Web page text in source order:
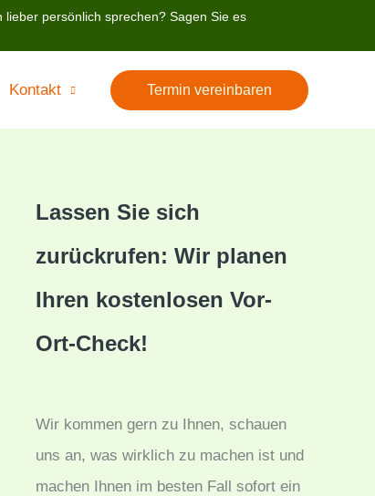
persönlich sprechen? Sagen Sie es
Kontakt Termin vereinbaren
Lassen Sie sich
zurückrufen: Wir planen
Ihren kostenlosen Vor-
Ort-Check!
Wir kommen gern zu Ihnen, schauen
uns an, was wirklich zu machen ist und
machen Ihnen im besten Fall sofort ein